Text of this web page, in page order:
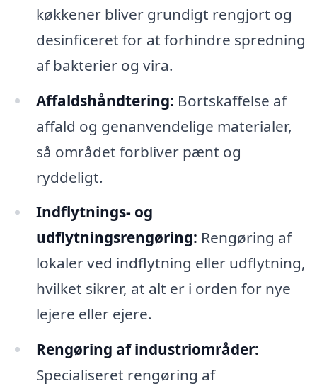
køkkener bliver grundigt rengjort og
desinficeret for at forhindre spredning
af bakterier og vira.
Affaldshåndtering: Bortskaffelse af
affald og genanvendelige materialer,
så området forbliver pænt og
ryddeligt.
Indflytnings- og
udflytningsrengøring: Rengøring af
lokaler ved indflytning eller udflytning,
hvilket sikrer, at alt er i orden for nye
lejere eller ejere.
Rengøring af industriområder:
Specialiseret rengøring af